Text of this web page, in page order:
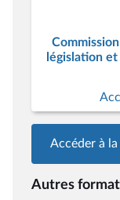
législation
Accéder à
Autres